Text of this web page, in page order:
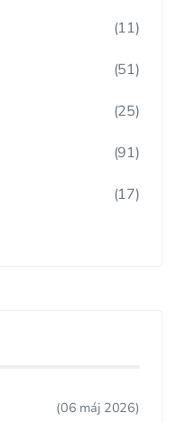
(11)
(51)
(25)
(91)
(17)
(06 máj 2026)